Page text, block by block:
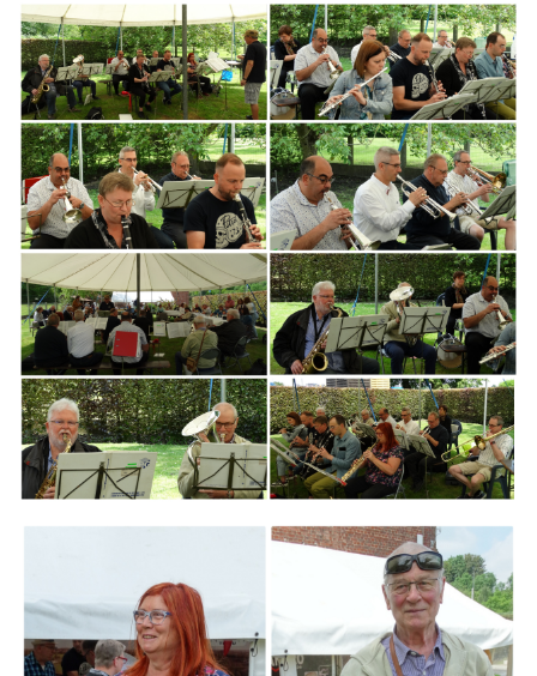
Branding
ARMCHAIR
Branding